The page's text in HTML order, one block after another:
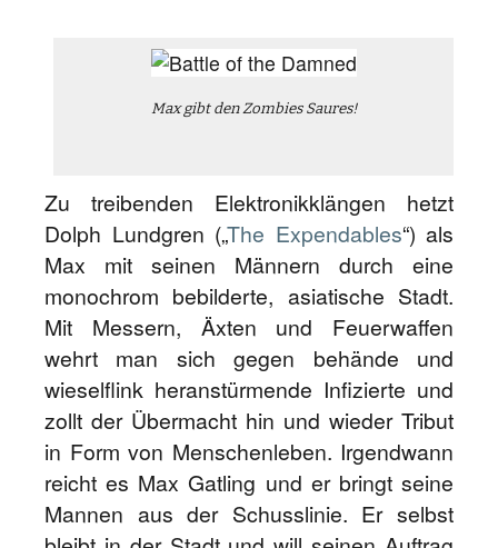
Max gibt den Zombies Saures!
Zu treibenden Elektronikklängen hetzt
Dolph Lundgren („The Expendables“) als
Max mit seinen Männern durch eine
monochrom bebilderte, asiatische Stadt.
Mit Messern, Äxten und Feuerwaffen
wehrt man sich gegen behände und
wieselflink heranstürmende Infizierte und
zollt der Übermacht hin und wieder Tribut
in Form von Menschenleben. Irgendwann
reicht es Max Gatling und er bringt seine
Mannen aus der Schusslinie. Er selbst